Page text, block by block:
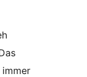
immer